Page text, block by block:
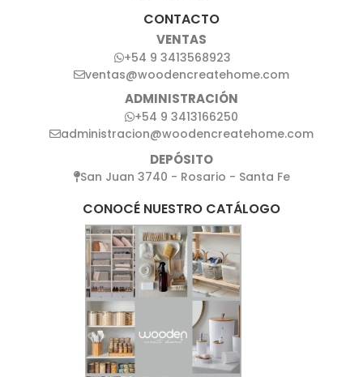
CONTACTO
VENTAS
+54 9 3413568923
ventas@woodencreatehome.com
ADMINISTRACIÓN
+54 9 3413166250
administracion@woodencreatehome.com
DEPÓSITO
San Juan 3740 - Rosario - Santa Fe
CONOCÉ NUESTRO CATÁLOGO